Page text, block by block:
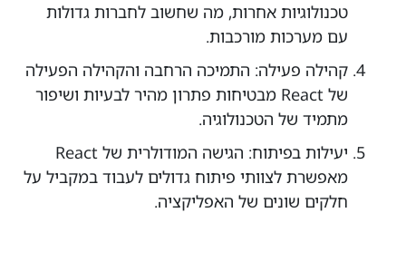
טכנולוגיות אחרות, מה שחשוב לחברות גדולות
עם מערכות מורכבות.
קהילה פעילה: התמיכה הרחבה והקהילה הפעילה
של React מבטיחות פתרון מהיר לבעיות ושיפור
מתמיד של הטכנולוגיה.
יעילות בפיתוח: הגישה המודולרית של React
מאפשרת לצוותי פיתוח גדולים לעבוד במקביל על
חלקים שונים של האפליקציה.